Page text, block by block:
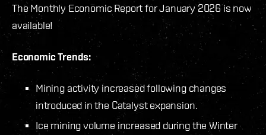
The Monthly Economic Report for January 2026 is now
available!
Economic Trends:
Mining activity increased following changes
introduced in the Catalyst expansion.
Ice mining volume increased during the Winter